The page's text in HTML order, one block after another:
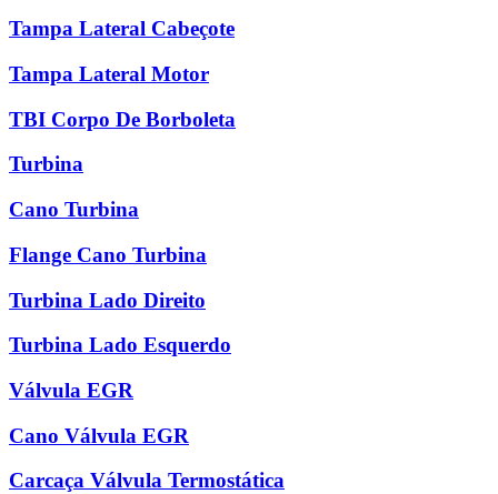
Tampa Lateral Cabeçote
Tampa Lateral Motor
TBI Corpo De Borboleta
Turbina
Cano Turbina
Flange Cano Turbina
Turbina Lado Direito
Turbina Lado Esquerdo
Válvula EGR
Cano Válvula EGR
Carcaça Válvula Termostática